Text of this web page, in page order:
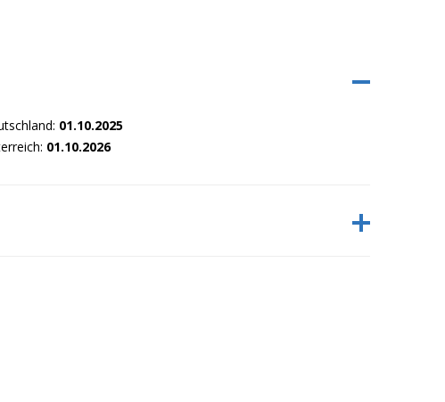
01.10.2025
01.10.2026